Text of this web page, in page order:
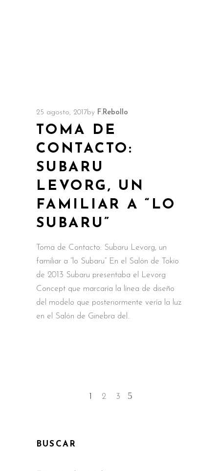
25 agosto, 2017by F.Rebollo
TOMA DE
CONTACTO:
SUBARU
LEVORG, UN
FAMILIAR A “LO
SUBARU”
Toma de Contacto: Subaru Levorg, un
familiar a “lo Subaru” En el Salón de Tokio
de 2013 Subaru presentaba el Levorg
Concept que marcaría la línea de diseño
del modelo que posteriormente vería la luz
en el Salón de Ginebra del
2 3
BUSCAR